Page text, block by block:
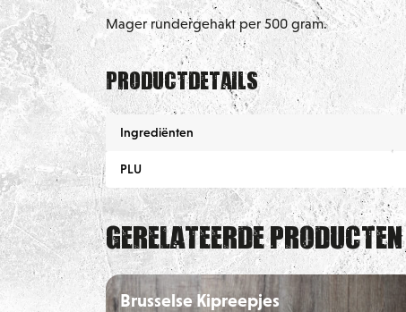
Mager rundergehakt per 500 gram.
Productdetails
Ingrediënten
PLU
Gerelateerde producten
Brusselse Kipreepjes